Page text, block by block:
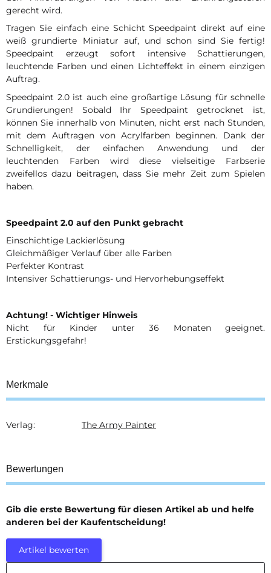
gerecht wird.
Tragen Sie einfach eine Schicht Speedpaint direkt auf eine
weiß grundierte Miniatur auf, und schon sind Sie fertig!
Speedpaint erzeugt sofort intensive Schattierungen,
leuchtende Farben und einen Lichteffekt in einem einzigen
Auftrag.
Speedpaint 2.0 ist auch eine großartige Lösung für schnelle
Grundierungen! Sobald Ihr Speedpaint getrocknet ist,
können Sie innerhalb von Minuten, nicht erst nach Stunden,
mit dem Auftragen von Acrylfarben beginnen. Dank der
Schnelligkeit, der einfachen Anwendung und der
leuchtenden Farben wird diese vielseitige Farbserie
zweifellos dazu beitragen, dass Sie mehr Zeit zum Spielen
haben.
Speedpaint 2.0 auf den Punkt gebracht
Einschichtige Lackierlösung
Gleichmäßiger Verlauf über alle Farben
Perfekter Kontrast
Intensiver Schattierungs- und Hervorhebungseffekt
Achtung! - Wichtiger Hinweis
Nicht für Kinder unter 36 Monaten geeignet.
Erstickungsgefahr!
Merkmale
Produkteigenschaft
Wert
Verlag: The Army Painter
Bewertungen
Gib die erste Bewertung für diesen Artikel ab und helfe
anderen bei der Kaufentscheidung!
Artikel bewerten